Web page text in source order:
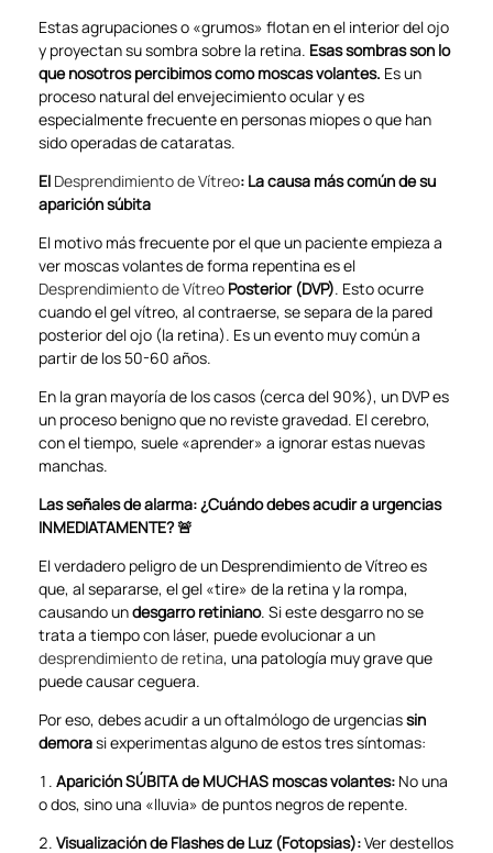
Estas agrupaciones o «grumos» flotan en el interior del ojo
y proyectan su sombra sobre la retina. Esas sombras son lo
que nosotros percibimos como moscas volantes. Es un
proceso natural del envejecimiento ocular y es
especialmente frecuente en personas miopes o que han
sido operadas de cataratas.
El Desprendimiento de Vítreo: La causa más común de su
aparición súbita
El motivo más frecuente por el que un paciente empieza a
ver moscas volantes de forma repentina es el
Desprendimiento de Vítreo Posterior (DVP). Esto ocurre
cuando el gel vítreo, al contraerse, se separa de la pared
posterior del ojo (la retina). Es un evento muy común a
partir de los 50-60 años.
En la gran mayoría de los casos (cerca del 90%), un DVP es
un proceso benigno que no reviste gravedad. El cerebro,
con el tiempo, suele «aprender» a ignorar estas nuevas
manchas.
Las señales de alarma: ¿Cuándo debes acudir a urgencias
INMEDIATAMENTE? 🚨
El verdadero peligro de un Desprendimiento de Vítreo es
que, al separarse, el gel «tire» de la retina y la rompa,
causando undesgarro retiniano. Si este desgarro no se
trata a tiempo con láser, puede evolucionar a un
desprendimiento de retina, una patología muy grave que
puede causar ceguera.
Por eso, debes acudir a un oftalmólogo de urgenciassin
demorasi experimentas alguno de estos tres síntomas:
Aparición SÚBITA de MUCHAS moscas volantes: No una
o dos, sino una «lluvia» de puntos negros de repente.
Visualización de Flashes de Luz (Fotopsias):Ver destellos